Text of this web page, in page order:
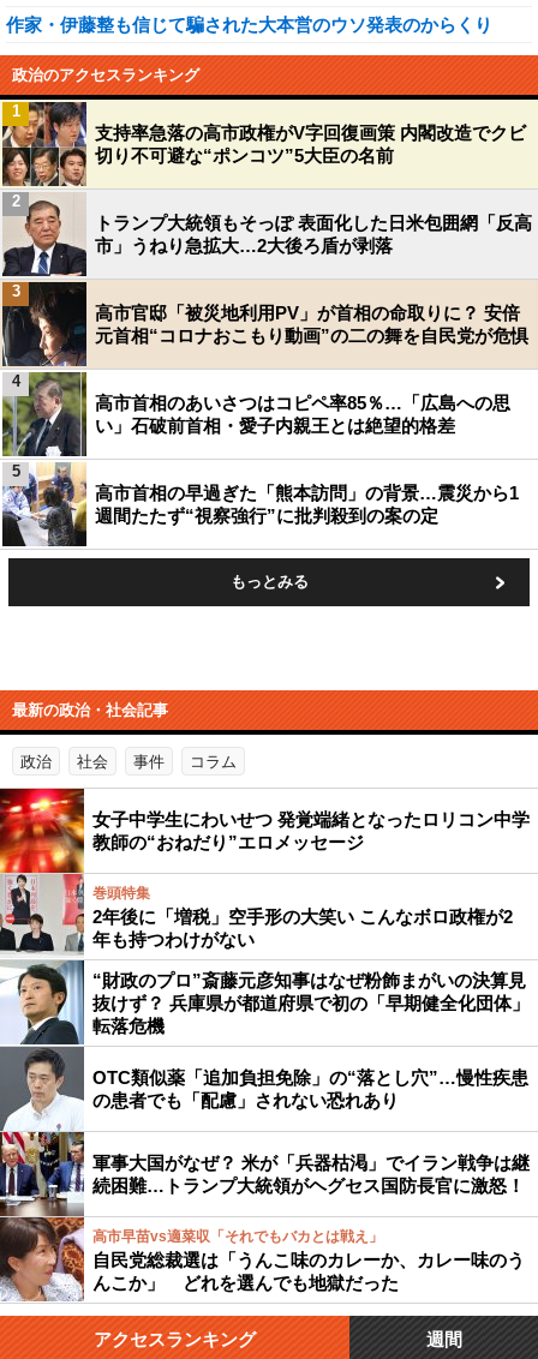
作家・伊藤整も信じて騙された大本営のウソ発表のからくり
政治のアクセスランキング
支持率急落の高市政権がV字回復画策 内閣改造でクビ
切り不可避な“ポンコツ”5大臣の名前
1
トランプ大統領もそっぽ 表面化した日米包囲網「反高
市」うねり急拡大…2大後ろ盾が剥落
2
高市官邸「被災地利用PV」が首相の命取りに？ 安倍
元首相“コロナおこもり動画”の二の舞を自民党が危惧
3
高市首相のあいさつはコピペ率85％…「広島への思
い」石破前首相・愛子内親王とは絶望的格差
4
高市首相の早過ぎた「熊本訪問」の背景…震災から1
週間たたず“視察強行”に批判殺到の案の定
5
もっとみる
最新の政治・社会記事
政治 社会 事件 コラム
女子中学生にわいせつ 発覚端緒となったロリコン中学
教師の“おねだり”エロメッセージ
巻頭特集
2年後に「増税」空手形の大笑い こんなボロ政権が2
年も持つわけがない
“財政のプロ”斎藤元彦知事はなぜ粉飾まがいの決算見
抜けず？ 兵庫県が都道府県で初の「早期健全化団体」
転落危機
OTC類似薬「追加負担免除」の“落とし穴”…慢性疾患
の患者でも「配慮」されない恐れあり
軍事大国がなぜ？ 米が「兵器枯渇」でイラン戦争は継
続困難…トランプ大統領がヘグセス国防長官に激怒！
高市早苗vs適菜収「それでもバカとは戦え」
自民党総裁選は「うんこ味のカレーか、カレー味のう
んこか」 どれを選んでも地獄だった
アクセスランキング 週間